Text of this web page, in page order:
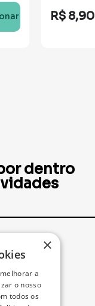
R$ 8,90
dentro
×
a
o nosso
todos os